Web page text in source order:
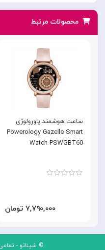
محصولات مرتبط
ساعت هوشمند پاورولوژی
Powerology Gazelle Smart
Watch PSWGBT60
۷,۷۹۰,۰۰۰ تومان
© شیناتو -